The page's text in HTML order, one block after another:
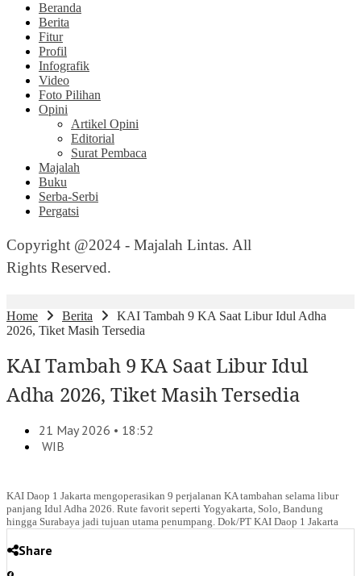
Beranda
Berita
Fitur
Profil
Infografik
Video
Foto Pilihan
Opini
Artikel Opini
Editorial
Surat Pembaca
Majalah
Buku
Serba-Serbi
Pergatsi
Copyright @2024 - Majalah Lintas. All
Rights Reserved.
Home Berita
KAI Tambah 9 KA Saat Libur Idul Adha
2026, Tiket Masih Tersedia
KAI Tambah 9 KA Saat Libur Idul
Adha 2026, Tiket Masih Tersedia
21 May 2026 • 18:52
WIB
KAI Daop 1 Jakarta mengoperasikan 9 perjalanan KA tambahan selama libur
panjang Idul Adha 2026. Rute favorit seperti Yogyakarta, Solo, Bandung
hingga Surabaya jadi tujuan utama penumpang. Dok/PT KAI Daop 1 Jakarta
Share